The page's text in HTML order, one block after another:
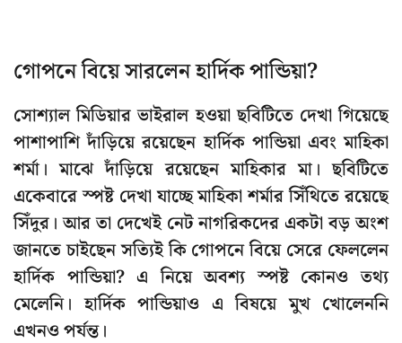
গোপনে বিয়ে সারলেন হার্দিক পান্ডিয়া?
সোশ্যাল মিডিয়ার ভাইরাল হওয়া ছবিটিতে দেখা গিয়েছে
পাশাপাশি দাঁড়িয়ে রয়েছেন হার্দিক পান্ডিয়া এবং মাহিকা
শর্মা। মাঝে দাঁড়িয়ে রয়েছেন মাহিকার মা। ছবিটিতে
একেবারে স্পষ্ট দেখা যাচ্ছে মাহিকা শর্মার সিঁথিতে রয়েছে
সিঁদুর। আর তা দেখেই নেট নাগরিকদের একটা বড় অংশ
জানতে চাইছেন সত্যিই কি গোপনে বিয়ে সেরে ফেললেন
হার্দিক পান্ডিয়া? এ নিয়ে অবশ্য স্পষ্ট কোনও তথ্য
মেলেনি। হার্দিক পান্ডিয়াও এ বিষয়ে মুখ খোলেননি
এখনও পর্যন্ত।